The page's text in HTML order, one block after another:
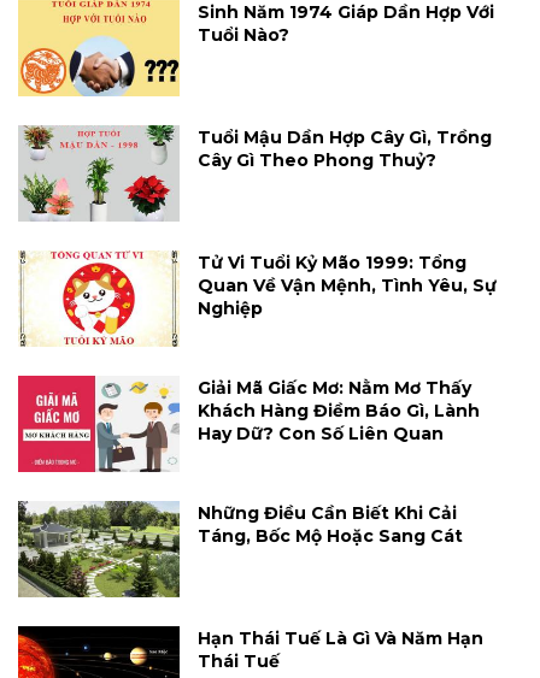
Sinh Năm 1974 Giáp Dần Hợp Với
Tuổi Nào?
Tuổi Mậu Dần Hợp Cây Gì, Trồng
Cây Gì Theo Phong Thuỷ?
Tử Vi Tuổi Kỷ Mão 1999: Tổng
Quan Về Vận Mệnh, Tình Yêu, Sự
Nghiệp
Giải Mã Giấc Mơ: Nằm Mơ Thấy
Khách Hàng Điềm Báo Gì, Lành
Hay Dữ? Con Số Liên Quan
Những Điều Cần Biết Khi Cải
Táng, Bốc Mộ Hoặc Sang Cát
Hạn Thái Tuế Là Gì Và Năm Hạn
Thái Tuế